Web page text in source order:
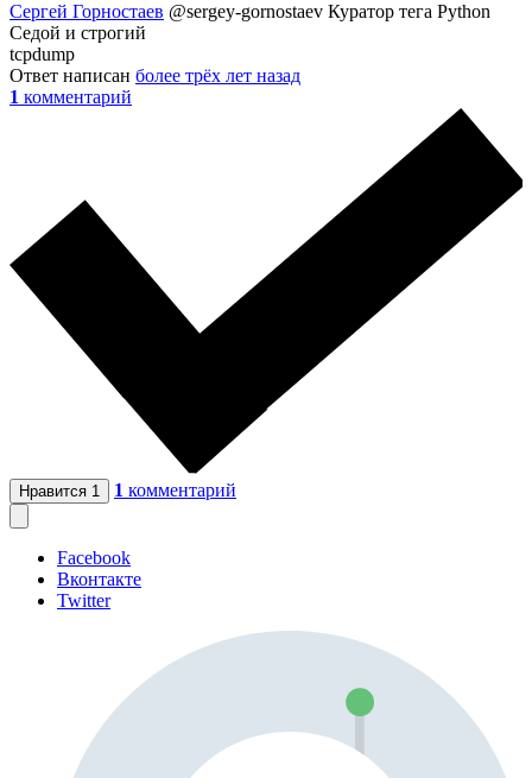
Сергей Горностаев @sergey-gornostaev Куратор тега Python
Седой и строгий
tcpdump
Ответ написан более трёх лет назад
1 комментарий
Нравится 1 1 комментарий
Facebook
Вконтакте
Twitter